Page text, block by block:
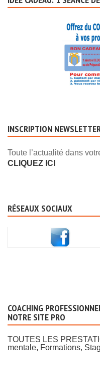
INSCRIPTION
Toute l’actualité dans
CLIQUEZ ICI
RÉSEAUX SOCIAUX
COACHING
NOTRE SITE PRO
TOUTES LES
mentale, Formations,